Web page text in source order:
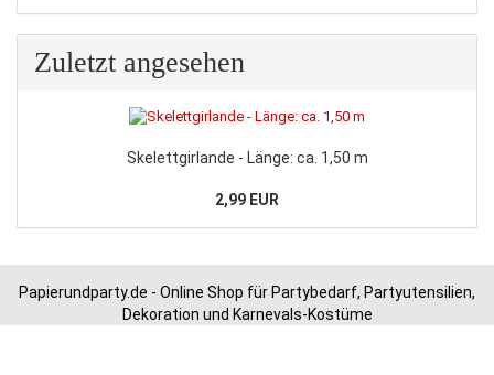
Zuletzt angesehen
Skelettgirlande - Länge: ca. 1,50 m
2,99 EUR
Papierundparty.de - Online Shop für Partybedarf, Partyutensilien,
Dekoration und Karnevals-Kostüme